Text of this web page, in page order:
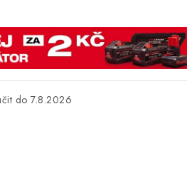
7.8.2026